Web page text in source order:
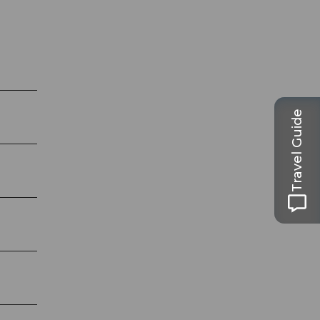
Travel Guide